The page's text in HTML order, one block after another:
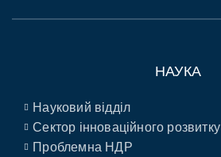
НАУКА
Науковий відділ
Сектор інноваційного розвитку
Проблемна НДР